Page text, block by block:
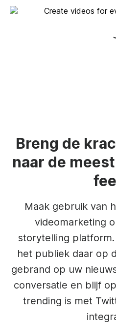
Breng de
naar de
Maak gebruik van
videomarketing
storytelling
het publiek daar op
gebrand op uw
conversatie en blijf
trending is met